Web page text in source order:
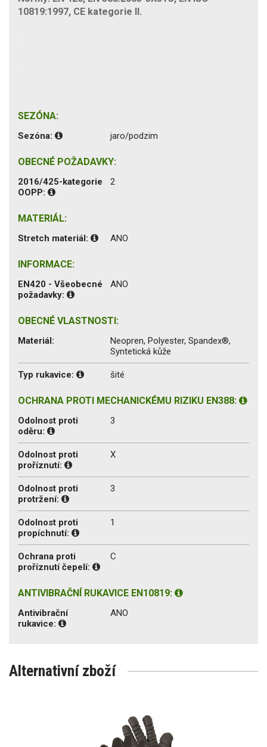
10819:1997, CE kategorie II.
SEZÓNA:
Sezóna: jaro/podzim
OBECNÉ POŽADAVKY:
2016/425-kategorie
OOPP:
2
MATERIÁL:
Stretch materiál: ANO
INFORMACE:
EN420 - Všeobecné
požadavky:
ANO
OBECNÉ VLASTNOSTI:
Materiál:
Neopren, Polyester, Spandex®,
Syntetická kůže
Typ rukavice: šité
OCHRANA PROTI MECHANICKÉMU RIZIKU EN388:
Odolnost proti
oděru:
3
Odolnost proti
proříznutí:
X
Odolnost proti
protržení:
3
Odolnost proti
propíchnutí:
1
Ochrana proti
proříznutí čepelí:
C
ANTIVIBRAČNÍ RUKAVICE EN10819:
Antivibrační
rukavice:
ANO
Alternativní zboží